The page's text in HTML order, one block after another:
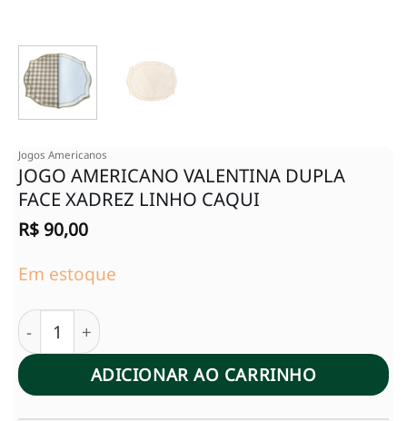
Jogos Americanos
JOGO AMERICANO VALENTINA DUPLA
FACE XADREZ LINHO CAQUI
R$ 90,00
Em estoque
JOGO AMERICANO VALENTINA DUPLA FACE
ADICIONAR AO CARRINHO